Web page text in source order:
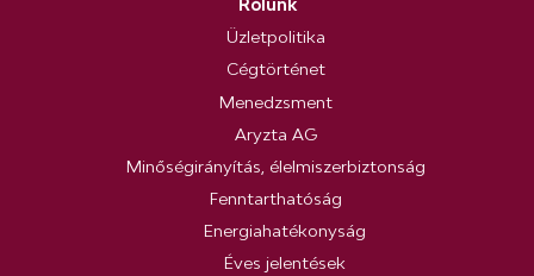
Rólunk
Üzletpolitika
Cégtörténet
Menedzsment
Aryzta AG
Minőségirányítás, élelmiszerbiztonság
Fenntarthatóság
Energiahatékonyság
Éves jelentések